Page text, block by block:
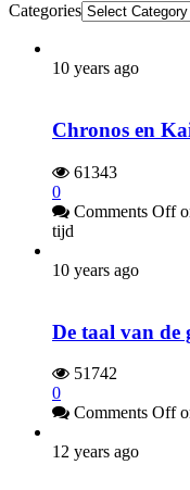
Categories
10 years ago
Chronos en
61343
0
Comments Off
tijd
10 years ago
De taal van de
51742
0
Comments Off
12 years ago